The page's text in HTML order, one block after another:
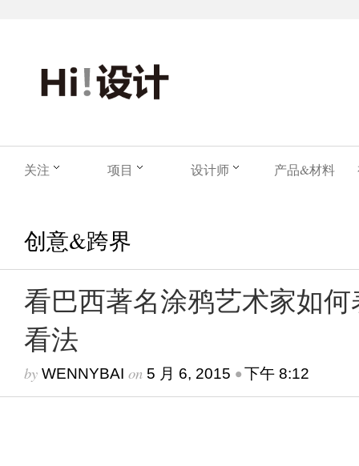
关注 项目 设计师 产品&材料
创意&跨界
看巴西著名涂鸦艺术家如何
看法
by WENNYBAI on 5 月 6, 2015 •下午 8:12